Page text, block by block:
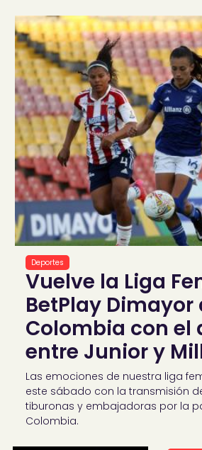
Deportes
Vuelve la Liga
BetPlay Dimayor
Colombia con el
entre Junior y
Las emociones de nuestra liga
este sábado con la transmisión
tiburonas y embajadoras por la
Colombia.